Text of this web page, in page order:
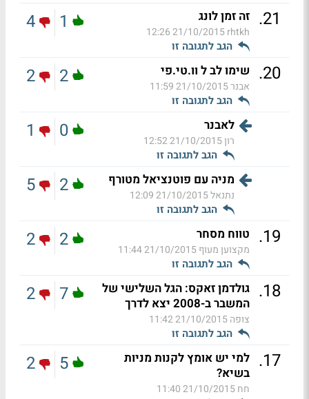
21
. זה זמן לונג
rhtkh
21/10/2015 12:26
הגב לתגובה זו
1
4
20
. שימו לב ל וו.טי.פי
אבנר21/10/2015 11:59
הגב לתגובה זו
2
2
לאבנר
רון21/10/2015 12:52
הגב לתגובה זו
0
1
מניה עם פוטנציאל מטורף
נתנאל21/10/2015 12:09
הגב לתגובה זו
2
5
19
. טווח מסחר
מקצוען מעוף21/10/2015 11:44
הגב לתגובה זו
2
2
18
. גולדמן זאקס: הגל השלישי של
המשבר ב-2008 יצא לדרך
צופה21/10/2015 11:42
הגב לתגובה זו
7
2
17
. למי יש אומץ לקנות מניות
בשיא?
חח21/10/2015 11:40
5
2